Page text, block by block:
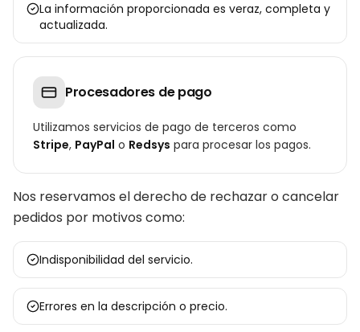
La información proporcionada es veraz, completa y
actualizada.
Procesadores de pago
Utilizamos servicios de pago de terceros como
Stripe, PayPal o Redsys para procesar los pagos.
Nos reservamos el derecho de rechazar o cancelar
pedidos por motivos como:
Indisponibilidad del servicio.
Errores en la descripción o precio.